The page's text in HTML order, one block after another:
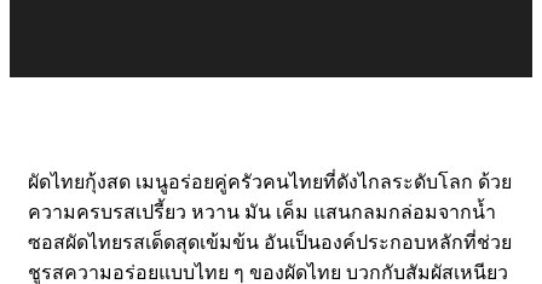
ผัดไทยกุ้งสด เมนูอร่อยคู่ครัวคนไทยที่ดังไกลระดับโลก ด้วย
ความครบรสเปรี้ยว หวาน มัน เค็ม แสนกลมกล่อมจากน้ำ
ซอสผัดไทยรสเด็ดสุดเข้มข้น อันเป็นองค์ประกอบหลักที่ช่วย
ชูรสความอร่อยแบบไทย ๆ ของผัดไทย บวกกับสัมผัสเหนียว